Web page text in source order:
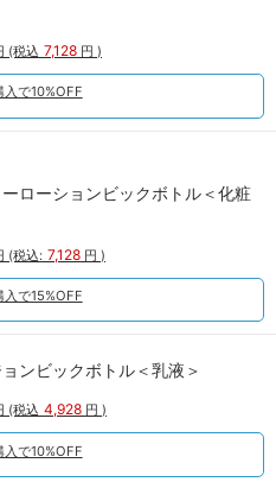
(税込 7,128 円 )
で10%OFF
ローションビックボトル＜化粧
(税込: 7,128 円 )
で15%OFF
ンビックボトル＜乳液＞
(税込 4,928 円 )
で10%OFF